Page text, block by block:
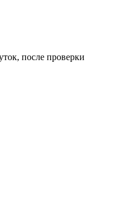
после проверки